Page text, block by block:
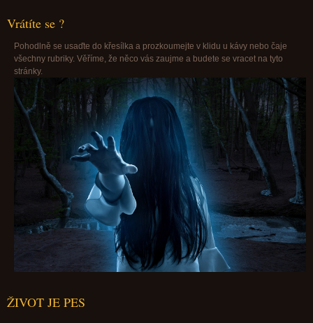
Vrátíte se ?
Pohodlně se usaďte do křesílka a prozkoumejte v klidu u kávy nebo čaje
všechny rubriky. Věříme, že něco vás zaujme a budete se vracet na tyto
stránky.
ŽIVOT JE PES